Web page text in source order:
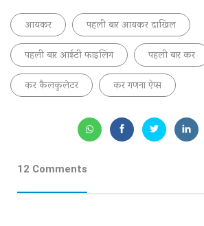
आयकर
पहली बार आयकर दाखिल
पहली बार आईटी फाइलिंग
पहली बार कर
कर कैलकुलेटर
कर गणना ऐप्स
12 Comments